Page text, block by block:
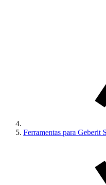
Ferramentas para Geberit